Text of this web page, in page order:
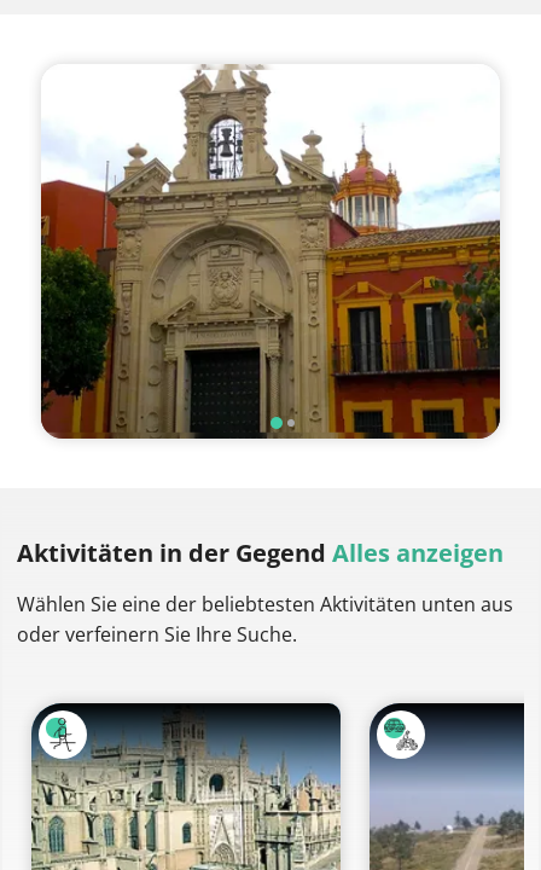
Aktivitäten in der Gegend Alles anzeigen
Wählen Sie eine der beliebtesten Aktivitäten unten aus
oder verfeinern Sie Ihre Suche.